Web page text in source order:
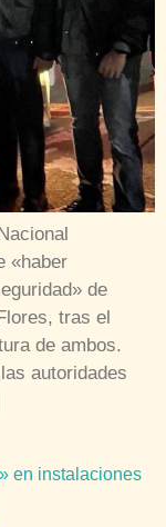
«haber
de
tras el
de ambos.
autoridades
en instalaciones